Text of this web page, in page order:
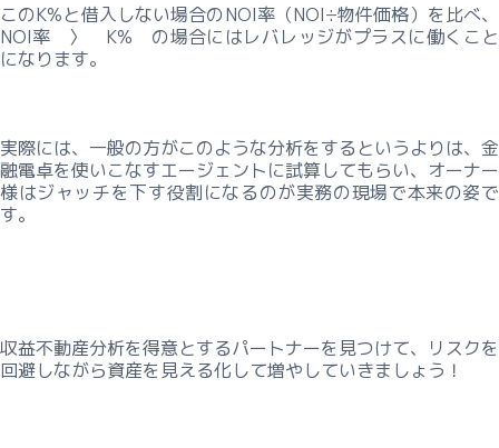
このK%と借入しない場合のNOI率（NOI÷物件価格）を比べ、
NOI率 〉 K% の場合にはレバレッジがプラスに働くこと
になります。
実際には、一般の方がこのような分析をするというよりは、金
融電卓を使いこなすエージェントに試算してもらい、オーナー
様はジャッチを下す役割になるのが実務の現場で本来の姿で
す。
収益不動産分析を得意とするパートナーを見つけて、リスクを
回避しながら資産を見える化して増やしていきましょう！